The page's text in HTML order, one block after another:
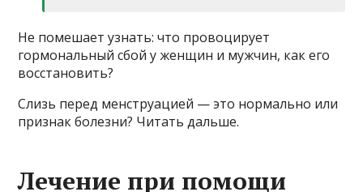
Не помешает узнать: что провоцирует
гормональный сбой у женщин и мужчин, как его
восстановить?
Слизь перед менструацией — это нормально или
признак болезни? Читать дальше.
Лечение при помощи